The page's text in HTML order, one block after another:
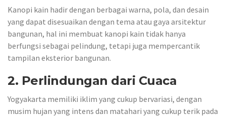
Kanopi kain hadir dengan berbagai warna, pola, dan desain
yang dapat disesuaikan dengan tema atau gaya arsitektur
bangunan, hal ini membuat kanopi kain tidak hanya
berfungsi sebagai pelindung, tetapi juga mempercantik
tampilan eksterior bangunan.
2. Perlindungan dari Cuaca
Yogyakarta memiliki iklim yang cukup bervariasi, dengan
musim hujan yang intens dan matahari yang cukup terik pada